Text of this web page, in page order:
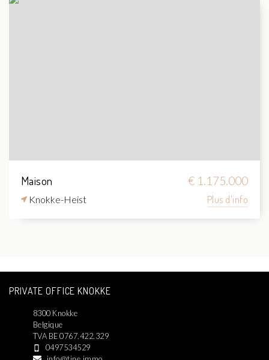
Maison € 1.175.000
Knokke-Heist Plus d'info
PRIVATE OFFICE KNOKKE
8300 Knokke
Belgique
TVA BE 0767.422.329
0497534529